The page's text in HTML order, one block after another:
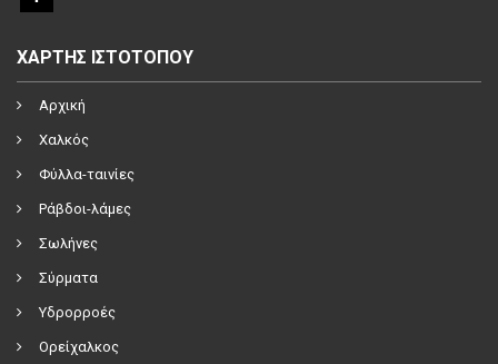
ΧΑΡΤΗΣ ΙΣΤΟΤΟΠΟΥ
Αρχική
Χαλκός
Φύλλα-ταινίες
Ράβδοι-λάμες
Σωλήνες
Σύρματα
Υδρορροές
Ορείχαλκος